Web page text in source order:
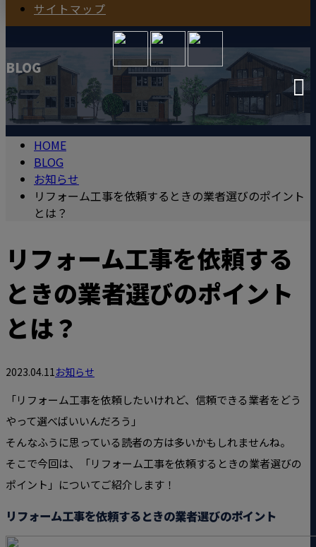
サイトマップ
BLOG
HOME
BLOG
お知らせ
リフォーム工事を依頼するときの業者選びのポイント
とは？
リフォーム工事を依頼する
ときの業者選びのポイント
とは？
2023.04.11お知らせ
「リフォーム工事を依頼したいけれど、信頼できる業者をどう
やって選べばいいんだろう」
そんなふうに思っている読者の方は多いかもしれませんね。
そこで今回は、「リフォーム工事を依頼するときの業者選びの
ポイント」についてご紹介します！
リフォーム工事を依頼するときの業者選びのポイント